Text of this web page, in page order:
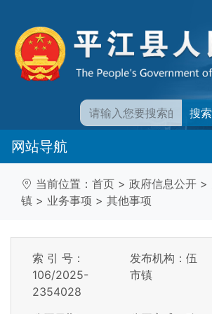
搜索
网站导航
当前位置： 首页 > 政府信息公开 >
镇 > 业务事项 > 其他事项
索 引 号：
106/2025-
2354028
发布机构：伍
市镇